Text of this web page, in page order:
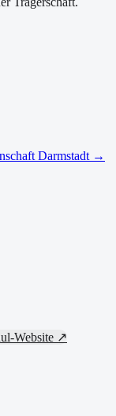
Darmstadt →
Website ↗